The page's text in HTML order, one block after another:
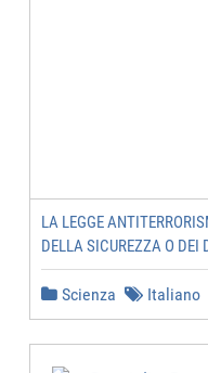
LA LEGGE
DELLA SICUREZZA O DEI
Scienza Italiano